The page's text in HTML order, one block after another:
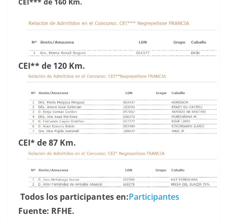
CEI** de 120 Km.
CEI* de 87 Km.
Todos los participantes en:Participantes
Fuente: RFHE.